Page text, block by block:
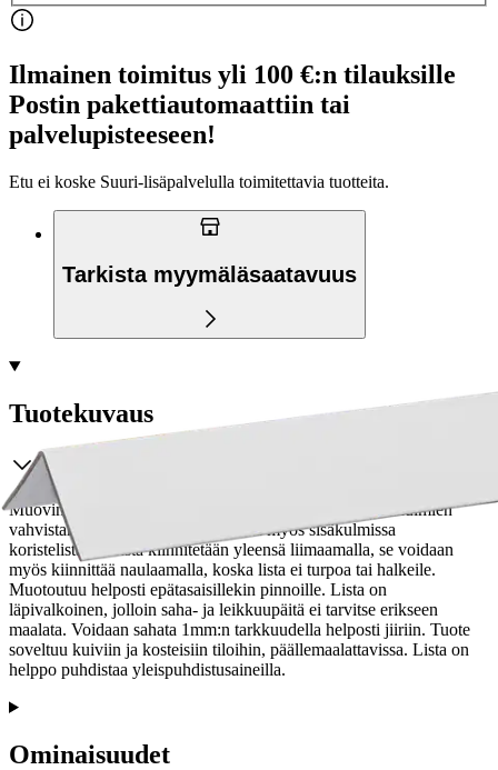
Ilmainen toimitus yli 100 €:n tilauksille
Postin pakettiautomaattiin tai
palvelupisteeseen!
Etu ei koske Suuri‑lisäpalvelulla toimitettavia tuotteita.
Tarkista myymäläsaatavuus
Tuotekuvaus
Muovinen kulmasuojalista on tarkoitettu erityisesti ulkokulmien
vahvistamiseen, sitä voidaan käyttää myös sisäkulmissa
koristelistana. Lista kiinnitetään yleensä liimaamalla, se voidaan
myös kiinnittää naulaamalla, koska lista ei turpoa tai halkeile.
Muotoutuu helposti epätasaisillekin pinnoille. Lista on
läpivalkoinen, jolloin saha- ja leikkuupäitä ei tarvitse erikseen
maalata. Voidaan sahata 1mm:n tarkkuudella helposti jiiriin. Tuote
soveltuu kuiviin ja kosteisiin tiloihin, päällemaalattavissa. Lista on
helppo puhdistaa yleispuhdistusaineilla.
Ominaisuudet